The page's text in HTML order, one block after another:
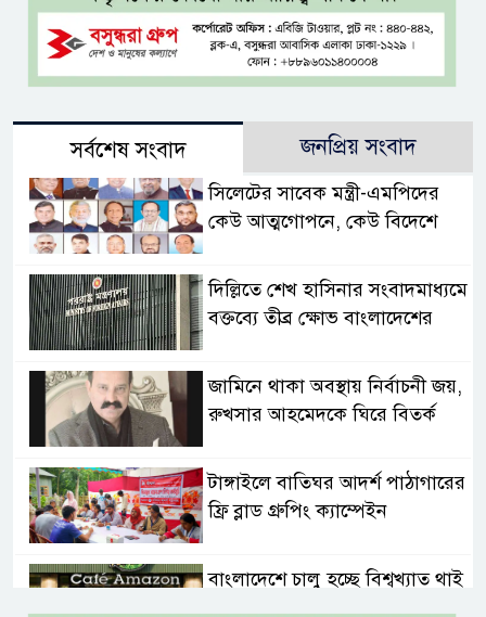
সর্বশেষ সংবাদ জনপ্রিয় সংবাদ
সিলেটের সাবেক মন্ত্রী-এমপিদের
কেউ আত্মগোপনে, কেউ বিদেশে
দিল্লিতে শেখ হাসিনার সংবাদমাধ্যমে
বক্তব্যে তীব্র ক্ষোভ বাংলাদেশের
জামিনে থাকা অবস্থায় নির্বাচনী জয়,
রুখসার আহমেদকে ঘিরে বিতর্ক
টাঙ্গাইলে বাতিঘর আদর্শ পাঠাগারের
ফ্রি ব্লাড গ্রুপিং ক্যাম্পেইন
বাংলাদেশে চালু হচ্ছে বিশ্বখ্যাত থাই